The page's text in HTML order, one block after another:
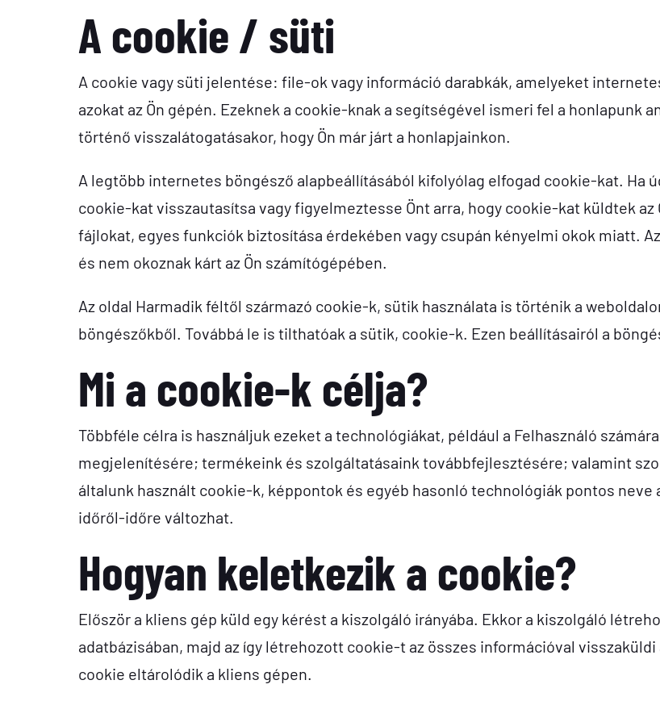
A cookie / süti
A cookie vagy süti jelentése: file-ok vagy információ darabkák, amelyeket
azokat az Ön gépén. Ezeknek a cookie-knak a segítségével ismeri fel a honlapunk
történő visszalátogatásakor, hogy Ön már járt a honlapjainkon.
A legtöbb internetes böngésző alapbeállításából kifolyólag elfogad cookie-kat. Ha
cookie-kat visszautasítsa vagy figyelmeztesse Önt arra, hogy cookie-kat küldtek
fájlokat, egyes funkciók biztosítása érdekében vagy csupán kényelmi okok miatt.
és nem okoznak kárt az Ön számítógépében.
Az oldal Harmadik féltől származó cookie-k, sütik használata is történik a
böngészőkből. Továbbá le is tilthatóak a sütik, cookie-k. Ezen beállításairól a
Mi a cookie-k célja?
Többféle célra is használjuk ezeket a technológiákat, például a Felhasználó
megjelenítésére; termékeink és szolgáltatásaink továbbfejlesztésére; valamint
általunk használt cookie-k, képpontok és egyéb hasonló technológiák pontos
időről-időre változhat.
Hogyan keletkezik a cookie?
Először a kliens gép küld egy kérést a kiszolgáló irányába. Ekkor a kiszolgáló
adatbázisában, majd az így létrehozott cookie-t az összes információval
cookie eltárolódik a kliens gépen.